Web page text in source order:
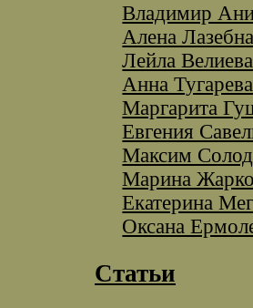
Владимир
Алена
Лейла Велиева
Анна Тугарева
Маргарита
Евгения
Максим
Марина Жарко
Екатерина
Оксана
Статьи